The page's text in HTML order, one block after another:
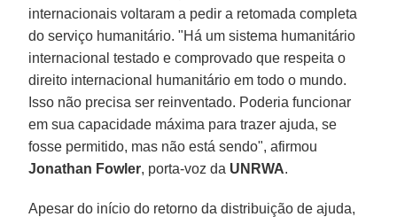
internacionais voltaram a pedir a retomada completa
do serviço humanitário. "Há um sistema humanitário
internacional testado e comprovado que respeita o
direito internacional humanitário em todo o mundo.
Isso não precisa ser reinventado. Poderia funcionar
em sua capacidade máxima para trazer ajuda, se
fosse permitido, mas não está sendo", afirmou
Jonathan Fowler, porta-voz da UNRWA.
Apesar do início do retorno da distribuição de ajuda,